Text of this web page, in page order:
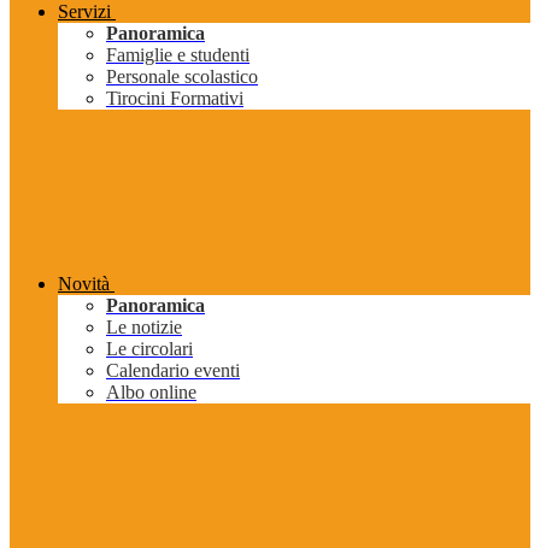
Servizi
Panoramica
Famiglie e studenti
Personale scolastico
Tirocini Formativi
Novità
Panoramica
Le notizie
Le circolari
Calendario eventi
Albo online